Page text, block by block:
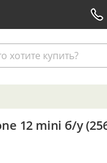
12 mini б/у